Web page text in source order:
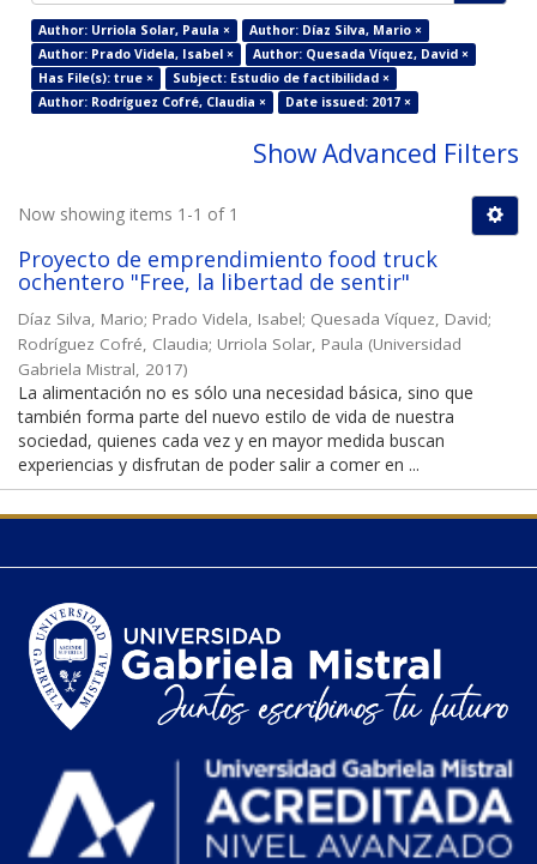
Author: Urriola Solar, Paula ×
Author: Díaz Silva, Mario ×
Author: Prado Videla, Isabel ×
Author: Quesada Víquez, David ×
Has File(s): true ×
Subject: Estudio de factibilidad ×
Author: Rodríguez Cofré, Claudia ×
Date issued: 2017 ×
Show Advanced Filters
Now showing items 1-1 of 1
Proyecto de emprendimiento food truck
ochentero "Free, la libertad de sentir"
Díaz Silva, Mario; Prado Videla, Isabel; Quesada Víquez, David;
Rodríguez Cofré, Claudia; Urriola Solar, Paula (Universidad
Gabriela Mistral, 2017)
La alimentación no es sólo una necesidad básica, sino que
también forma parte del nuevo estilo de vida de nuestra
sociedad, quienes cada vez y en mayor medida buscan
experiencias y disfrutan de poder salir a comer en ...